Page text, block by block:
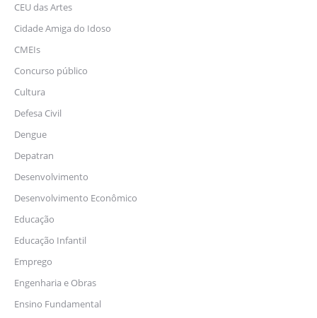
CEU das Artes
Cidade Amiga do Idoso
CMEIs
Concurso público
Cultura
Defesa Civil
Dengue
Depatran
Desenvolvimento
Desenvolvimento Econômico
Educação
Educação Infantil
Emprego
Engenharia e Obras
Ensino Fundamental